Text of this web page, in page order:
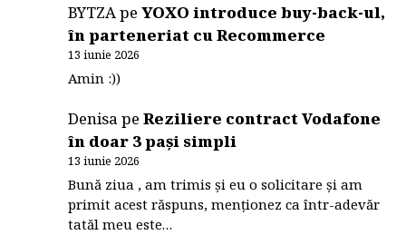
BYTZApeYOXO introduce buy-back-ul,
în parteneriat cu Recommerce
13 iunie 2026
Amin :))
DenisapeReziliere contract Vodafone
în doar 3 pași simpli
13 iunie 2026
Bună ziua , am trimis și eu o solicitare și am
primit acest răspuns, menționez ca într-adevăr
tatăl meu este…